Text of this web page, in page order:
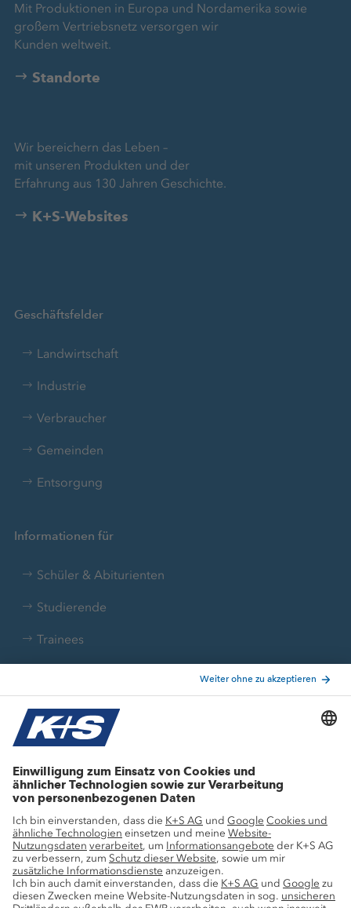
Mit Produktionen in Europa und Nordamerika sowie
großem Vertriebsnetz versorgen wir
Kunden weltweit.
Standorte
Wir bereichern das Leben –
mit unseren Produkten und der
Erfahrung aus 130 Jahren Geschichte.
K+S-Websites
Geschäftsfelder
Landwirtschaft
Industrie
Verbraucher
Gemeinden
Entsorgung
Informationen für
Schüler & Abiturienten
Studierende
Trainees
Aktuelle Themen
Stellenangebote
Wachstumsprojekte
Innovation
Nachhaltigkeit
Service